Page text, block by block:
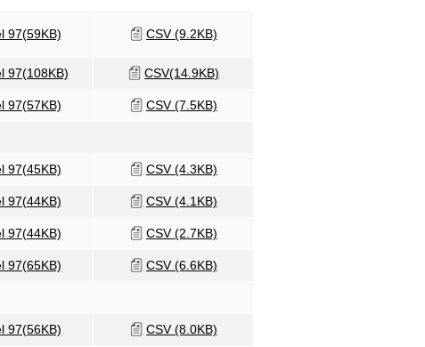
97(59KB) CSV (9.2KB)
97(108KB) CSV(14.9KB)
97(57KB) CSV (7.5KB)
97(45KB) CSV (4.3KB)
97(44KB) CSV (4.1KB)
97(44KB) CSV (2.7KB)
97(65KB) CSV (6.6KB)
97(56KB) CSV (8.0KB)